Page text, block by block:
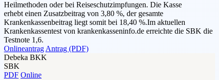
Heilmethoden oder bei Reiseschutzimpfungen. Die Kasse
erhebt einen Zusatzbeitrag von 3,80 %, der gesamte
Krankenkassenbeitrag liegt somit bei 18,40 %.Im aktuellen
Krankenkassentest von krankenkasseninfo.de erreichte die SBK die
Testnote 1,6.
Onlineantrag Antrag (PDF)
Debeka BKK
SBK
PDF Online